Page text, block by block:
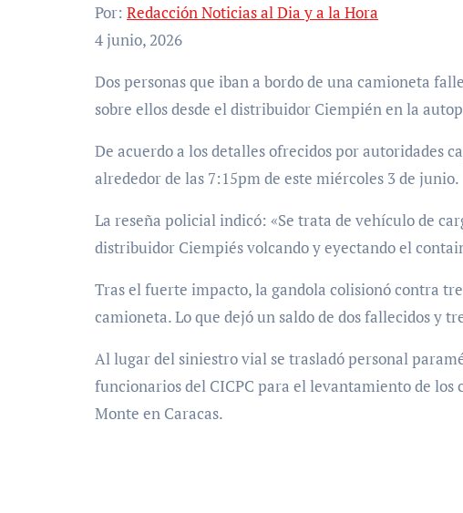
Por: Redacción Noticias al Dia y a la Hora
4 junio, 2026
Dos personas que iban a bordo de una camioneta fallecieron después de que una gandola cayera
sobre ellos desde el distribuidor Ciempién en la
De acuerdo a los detalles ofrecidos por autoridades
alrededor de las 7:15pm de este miércoles 3 de junio.
La reseña policial indicó: «Se trata de vehículo de
distribuidor Ciempiés volcando y eyectando el
Tras el fuerte impacto, la gandola colisionó contra
camioneta. Lo que dejó un saldo de dos fallecidos y
Al lugar del siniestro vial se trasladó personal
funcionarios del CICPC para el levantamiento de los
Monte en Caracas.